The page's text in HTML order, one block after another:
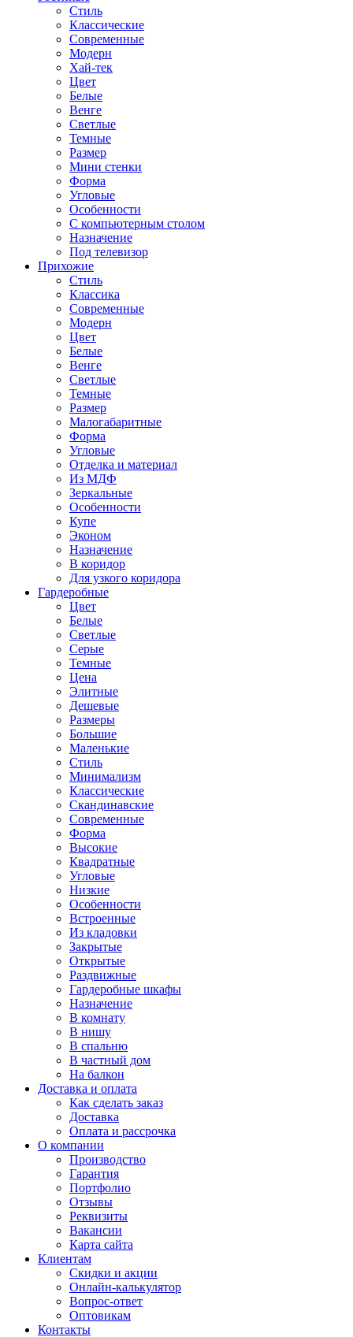
Стиль
Классические
Современные
Модерн
Хай-тек
Цвет
Белые
Венге
Светлые
Темные
Размер
Мини стенки
Форма
Угловые
Особенности
С компьютерным столом
Назначение
Под телевизор
Прихожие
Стиль
Классика
Современные
Модерн
Цвет
Белые
Венге
Светлые
Темные
Размер
Малогабаритные
Форма
Угловые
Отделка и материал
Из МДФ
Зеркальные
Особенности
Купе
Эконом
Назначение
В коридор
Для узкого коридора
Гардеробные
Цвет
Белые
Светлые
Серые
Темные
Цена
Элитные
Дешевые
Размеры
Большие
Маленькие
Стиль
Минимализм
Классические
Скандинавские
Современные
Форма
Высокие
Квадратные
Угловые
Низкие
Особенности
Встроенные
Из кладовки
Закрытые
Открытые
Раздвижные
Гардеробные шкафы
Назначение
В комнату
В нишу
В спальню
В частный дом
На балкон
Доставка и оплата
Как сделать заказ
Доставка
Оплата и рассрочка
О компании
Производство
Гарантия
Портфолио
Отзывы
Реквизиты
Вакансии
Карта сайта
Клиентам
Скидки и акции
Онлайн-калькулятор
Вопрос-ответ
Оптовикам
Контакты